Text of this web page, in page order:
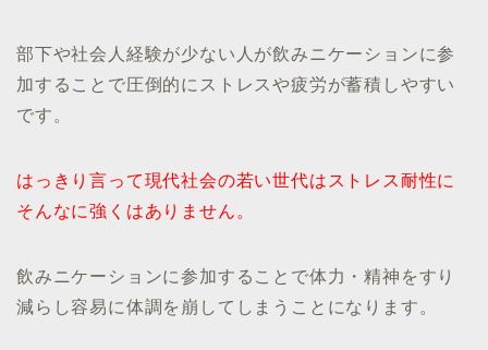
部下や社会人経験が少ない人が飲みニケーションに参
加することで圧倒的にストレスや疲労が蓄積しやすい
です。
はっきり言って現代社会の若い世代はストレス耐性に
そんなに強くはありません。
飲みニケーションに参加することで体力・精神をすり
減らし容易に体調を崩してしまうことになります。